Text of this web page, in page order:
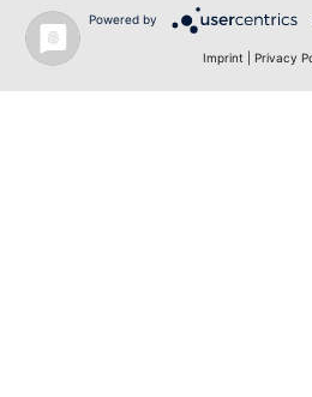
Powered by
Imprint Privacy